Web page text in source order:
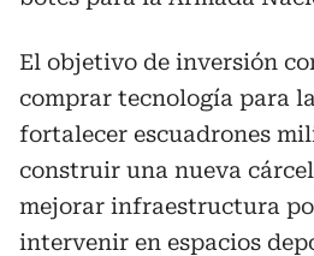
El objetivo de inversión
comprar tecnología para
fortalecer escuadrones
construir una nueva
mejorar infraestructura
intervenir en espacios